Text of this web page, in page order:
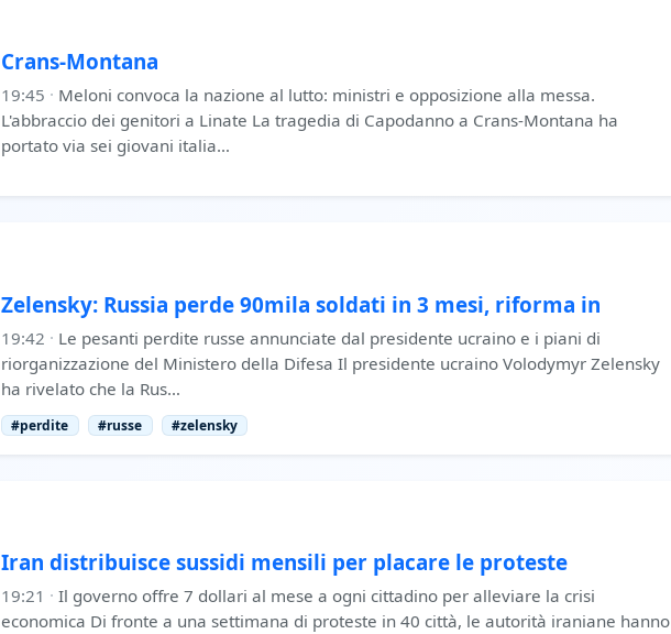
Crans-Montana
19:45 · Meloni convoca la nazione al lutto: ministri e opposizione alla messa.
L'abbraccio dei genitori a Linate La tragedia di Capodanno a Crans-Montana ha
portato via sei giovani italia…
Zelensky: Russia perde 90mila soldati in 3 mesi, riforma in
19:42 · Le pesanti perdite russe annunciate dal presidente ucraino e i piani di
riorganizzazione del Ministero della Difesa Il presidente ucraino Volodymyr Zelensky
ha rivelato che la Rus…
#perdite #russe #zelensky
Iran distribuisce sussidi mensili per placare le proteste
19:21 · Il governo offre 7 dollari al mese a ogni cittadino per alleviare la crisi
economica Di fronte a una settimana di proteste in 40 città, le autorità iraniane hanno